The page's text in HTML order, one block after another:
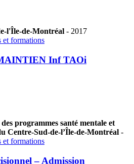
l'Île-de-Montréal - 2017
et formations
Inf TAOi
programmes santé mentale et
Centre-Sud-de-l’Île-de-Montréal -
et formations
– Admission